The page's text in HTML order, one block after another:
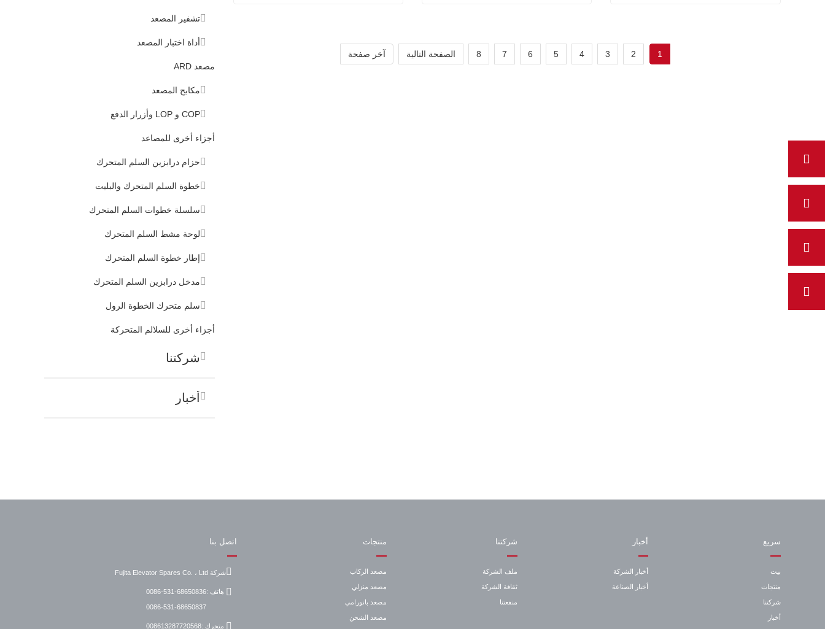
تشفير المصعد
أداة اختبار المصعد
مصعد ARD
مكابح المصعد
COP و LOP وأزرار الدفع
أجزاء أخرى للمصاعد
حزام درابزين السلم المتحرك
خطوة السلم المتحرك والبليت
سلسلة خطوات السلم المتحرك
لوحة مشط السلم المتحرك
إطار خطوة السلم المتحرك
مدخل درابزين السلم المتحرك
سلم متحرك الخطوة الرول
أجزاء أخرى للسلالم المتحركة
شركتنا
أخبار
1
2
3
4
5
6
7
8 الصفحة التالية آخر صفحة
اتصل بنا
شركة Fujita Elevator Spares Co. ، Ltd
هاتف :0086-531-68650836
0086-531-68650837
متحرك :008613287720568
منتجات
مصعد الركاب
مصعد منزلي
مصعد بانورامي
مصعد الشحن
شركتنا
ملف الشركة
ثقافة الشركة
منفعتنا
أخبار
أخبار الشركة
أخبار الصناعة
سريع
بيت
منتجات
شركتنا
أخبار